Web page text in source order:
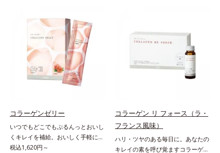
るエラスチンのほか、うるおいをキ
ープするヒアルロン酸、コラーゲ
ン、みずみずしさをアシストするコ
ンドロイチン硫酸など、美しさに磨
きをかける6成分をぎゅっと凝縮。
吸収もスムーズです。
切なⅡ型コラーゲンをプラスし、ス
ムーズな動きをサポートします。そ
れらに加え、ハス胚芽エキス、生姜
エキスも配合。女性想いのサポート
植物素材で、毎日の快適をサポート
ることにより特有臭を軽減。粒も小
さくなっています。年齢を重ねても
ハツラツと歩きたい方、よくスポー
ツをする方にもおすすめです。ふし
ぶしが気になったら、軟骨成分に注
コラーゲンゼリー
いつでもどこでもぷるんっとおいし
くキレイを補給。おいしく手軽にキ
レイをチャージ！ おやつ感覚でハ
税込1,620円～
コラーゲン リ フォース（ラ・
フランス風味）
ハリ・ツヤのある毎日に。あなたの
キレイの素を呼び覚ますコラーゲン